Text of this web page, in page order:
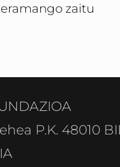
zaitu
P.K. 48010